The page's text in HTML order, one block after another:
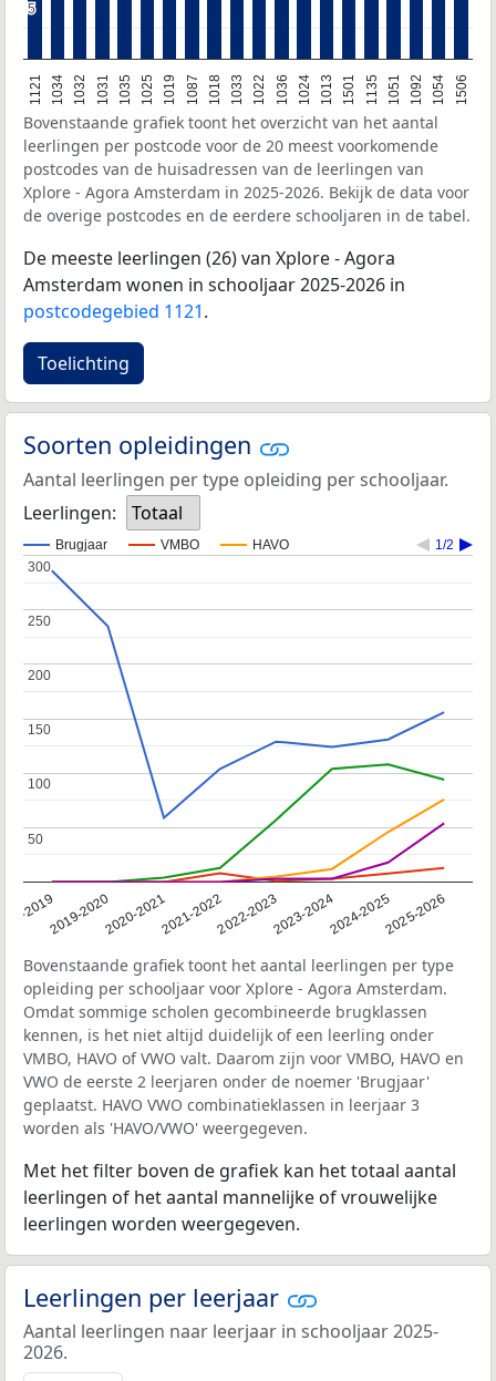
1121 1034 1032 1031 1035 1025 1019 1087 1018 1033 1022 1036 1024 1013 1501 1135 1051 1092 1054 1506
5
5
Bovenstaande grafiek toont het overzicht van het aantal
leerlingen per postcode voor de 20 meest voorkomende
postcodes van de huisadressen van de leerlingen van
Xplore - Agora Amsterdam in 2025-2026. Bekijk de data voor
de overige postcodes en de eerdere schooljaren in de tabel.
De meeste leerlingen (26) van Xplore - Agora
Amsterdam wonen in schooljaar 2025-2026 in
postcodegebied 1121.
Toelichting
Soorten opleidingen
Aantal leerlingen per type opleiding per schooljaar.
Leerlingen:
Totaal
Brugjaar VMBO HAVO 1/2
20192019-20202020-20212021-20222022-20232023-20242024-20252025-2026
50
50
100
100
150
150
200
200
250
250
300
300
Bovenstaande grafiek toont het aantal leerlingen per type
opleiding per schooljaar voor Xplore - Agora Amsterdam.
Omdat sommige scholen gecombineerde brugklassen
kennen, is het niet altijd duidelijk of een leerling onder
VMBO, HAVO of VWO valt. Daarom zijn voor VMBO, HAVO en
VWO de eerste 2 leerjaren onder de noemer 'Brugjaar'
geplaatst. HAVO VWO combinatieklassen in leerjaar 3
worden als 'HAVO/VWO' weergegeven.
Met het filter boven de grafiek kan het totaal aantal
leerlingen of het aantal mannelijke of vrouwelijke
leerlingen worden weergegeven.
Leerlingen per leerjaar
Aantal leerlingen naar leerjaar in schooljaar 2025-
2026.